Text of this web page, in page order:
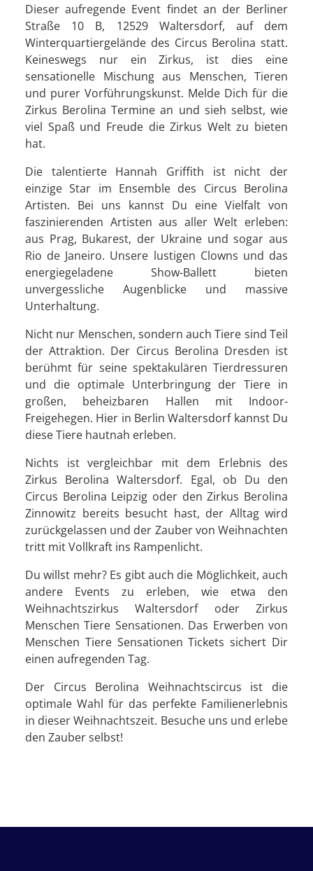
Dieser aufregende Event findet an der Berliner
Straße 10 B, 12529 Waltersdorf, auf dem
Winterquartiergelände des Circus Berolina statt.
Keineswegs nur ein Zirkus, ist dies eine
sensationelle Mischung aus Menschen, Tieren
und purer Vorführungskunst. Melde Dich für die
Zirkus Berolina Termine an und sieh selbst, wie
viel Spaß und Freude die Zirkus Welt zu bieten
hat.
Die talentierte Hannah Griffith ist nicht der
einzige Star im Ensemble des Circus Berolina
Artisten. Bei uns kannst Du eine Vielfalt von
faszinierenden Artisten aus aller Welt erleben:
aus Prag, Bukarest, der Ukraine und sogar aus
Rio de Janeiro. Unsere lustigen Clowns und das
energiegeladene Show-Ballett bieten
unvergessliche Augenblicke und massive
Unterhaltung.
Nicht nur Menschen, sondern auch Tiere sind Teil
der Attraktion. Der Circus Berolina Dresden ist
berühmt für seine spektakulären Tierdressuren
und die optimale Unterbringung der Tiere in
großen, beheizbaren Hallen mit Indoor-
Freigehegen. Hier in Berlin Waltersdorf kannst Du
diese Tiere hautnah erleben.
Nichts ist vergleichbar mit dem Erlebnis des
Zirkus Berolina Waltersdorf. Egal, ob Du den
Circus Berolina Leipzig oder den Zirkus Berolina
Zinnowitz bereits besucht hast, der Alltag wird
zurückgelassen und der Zauber von Weihnachten
tritt mit Vollkraft ins Rampenlicht.
Du willst mehr? Es gibt auch die Möglichkeit, auch
andere Events zu erleben, wie etwa den
Weihnachtszirkus Waltersdorf oder Zirkus
Menschen Tiere Sensationen. Das Erwerben von
Menschen Tiere Sensationen Tickets sichert Dir
einen aufregenden Tag.
Der Circus Berolina Weihnachtscircus ist die
optimale Wahl für das perfekte Familienerlebnis
in dieser Weihnachtszeit. Besuche uns und erlebe
den Zauber selbst!